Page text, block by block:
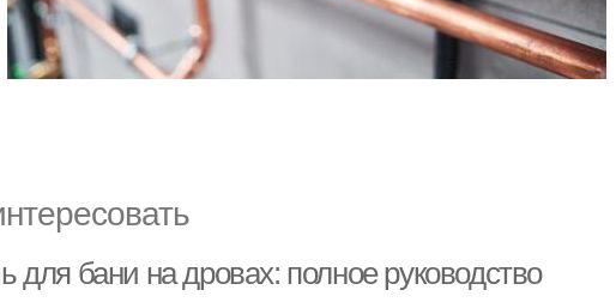
для бани на дровах: полное руководство